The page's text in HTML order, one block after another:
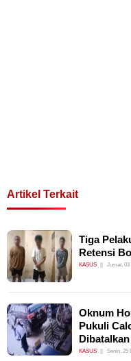
Artikel Terkait
Tiga
Retensi
KASUS Jumat, 03
Oknum
Pukuli
Dibatalkan
KASUS Senin, 25